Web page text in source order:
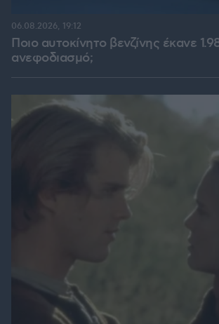
Ποιο αυτοκίνητο βενζίνης έκανε
ανεφοδιασμό;
06.08.2026, 19:12